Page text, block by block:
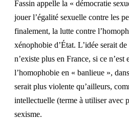
Fassin appelle la « démocratie
jouer l’égalité sexuelle contre les
finalement, la lutte contre
xénophobie d’État. L’idée serait
n’existe plus en France, si ce
l’homophobie en « banlieue »,
serait plus violente qu’ailleurs,
intellectuelle (terme à utiliser avec
sexisme.